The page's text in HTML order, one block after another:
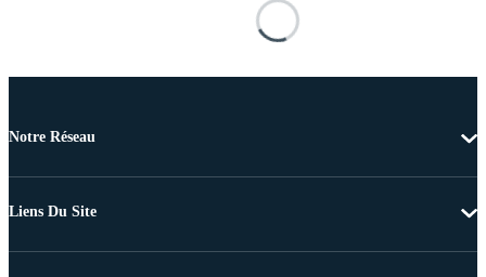
Notre Réseau
Liens Du Site